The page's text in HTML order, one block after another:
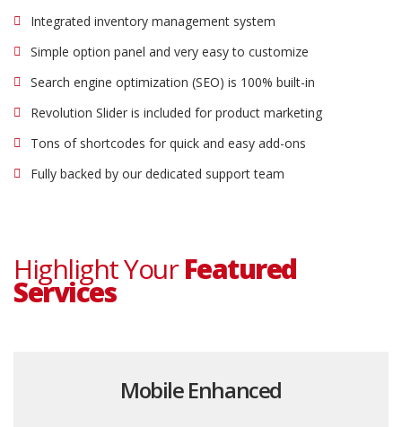
Integrated inventory management system
Simple option panel and very easy to customize
Search engine optimization (SEO) is 100% built-in
Revolution Slider is included for product marketing
Tons of shortcodes for quick and easy add-ons
Fully backed by our dedicated support team
Highlight YourFeatured
Services
Mobile Enhanced